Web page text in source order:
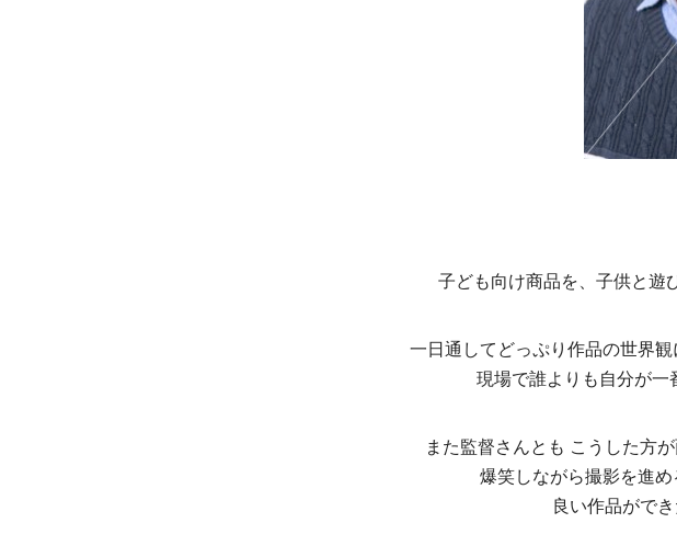
子ども向け商品を、子供と遊
一日通してどっぷり作品の世界
現場で誰よりも自分が
また監督さんとも こうした方
爆笑しながら撮影を進め
良い作品がで